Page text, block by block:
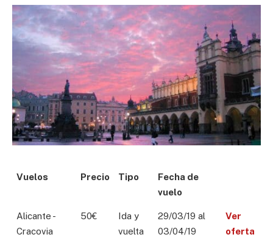
Vuelos Precio Tipo
Fecha de
vuelo
Alicante -
Cracovia
50€
Ida y
vuelta
29/03/19 al
03/04/19
Ver
oferta